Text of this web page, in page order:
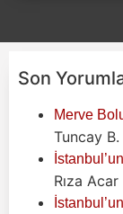
Son
Merve
Tuncay B.
Rıza Acar